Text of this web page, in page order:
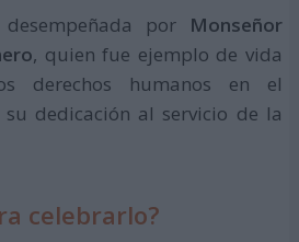
por Monseñor
, quien fue ejemplo de vida
derechos humanos en el
dedicación al servicio de la
celebrarlo?